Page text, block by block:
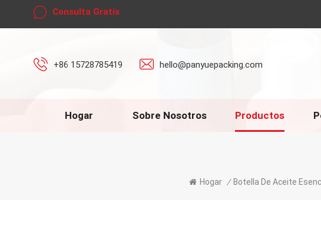
Consulta Gratis
+86 15728785419 hello@panyuepacking.com
Hogar Sobre Nosotros Productos
Hogar / Botella De Aceite